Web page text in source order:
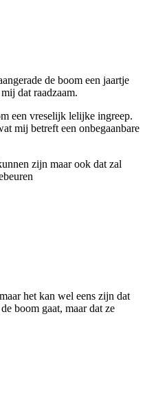
de boom een jaartje
dat raadzaam.
een vreselijk lelijke ingreep.
mij betreft een onbegaanbare
zijn maar ook dat zal
het kan wel eens zijn dat
boom gaat, maar dat ze